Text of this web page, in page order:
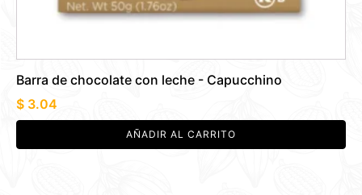
Barra de chocolate con leche - Capucchino
$ 3.04
AÑADIR AL CARRITO